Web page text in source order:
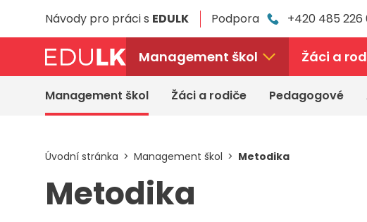
Návody pro práci s EDULK Podpora +420 485 226
Management škol Žáci a
Management škol Žáci a rodiče Pedagogové
Úvodní stránka Management škol Metodika
Metodika